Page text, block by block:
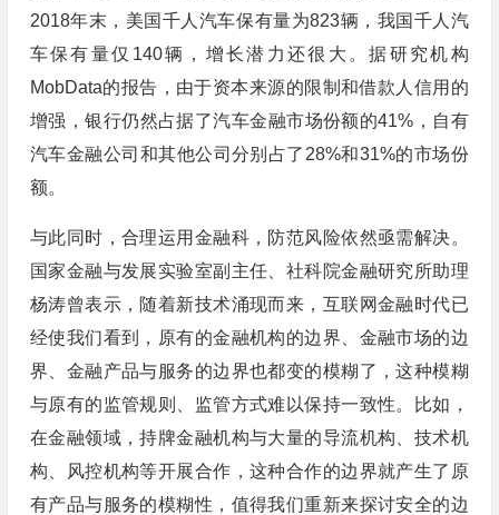
2018年末，美国千人汽车保有量为823辆，我国千人汽
车保有量仅140辆，增长潜力还很大。据研究机构
MobData的报告，由于资本来源的限制和借款人信用的
增强，银行仍然占据了汽车金融市场份额的41%，自有
汽车金融公司和其他公司分别占了28%和31%的市场份
额。
与此同时，合理运用金融科，防范风险依然亟需解决。
国家金融与发展实验室副主任、社科院金融研究所助理
杨涛曾表示，随着新技术涌现而来，互联网金融时代已
经使我们看到，原有的金融机构的边界、金融市场的边
界、金融产品与服务的边界也都变的模糊了，这种模糊
与原有的监管规则、监管方式难以保持一致性。比如，
在金融领域，持牌金融机构与大量的导流机构、技术机
构、风控机构等开展合作，这种合作的边界就产生了原
有产品与服务的模糊性，值得我们重新来探讨安全的边